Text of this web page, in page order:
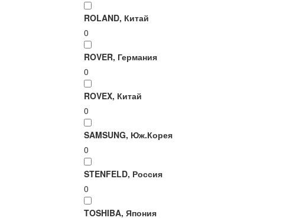
ROLAND, Китай
0
ROVER, Германия
0
ROVEX, Китай
0
SAMSUNG, Юж.Корея
0
STENFELD, Россия
0
TOSHIBA, Япония